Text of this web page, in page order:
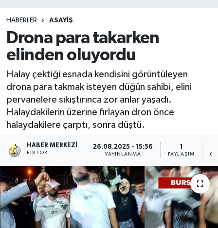
HABERLER ASAYIŞ
Drona para takarken
elinden oluyordu
Halay çektiği esnada kendisini görüntüleyen
drona para takmak isteyen düğün sahibi, elini
pervanelere sıkıştırınca zor anlar yaşadı.
Halaydakilerin üzerine fırlayan dron önce
halaydakilere çarptı, sonra düştü.
HABER MERKEZI
EDITÖR
26.08.2025 - 15:56
YAYINLANMA
1
PAYLAŞIM
Ulusal Haberler
Vefat Edenler